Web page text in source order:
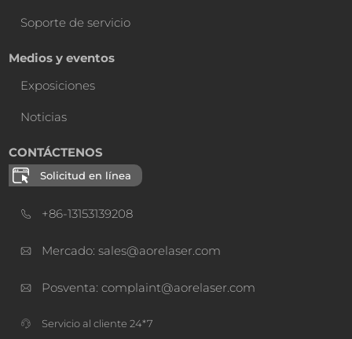
Soporte de servicio
Medios y eventos
Exposiciones
Noticias
CONTÁCTENOS
Solicitud en línea
+86-13153139208
Mercado: sales@aorelaser.com
Posventa: complaint@aorelaser.com
Servicio al cliente 24*7